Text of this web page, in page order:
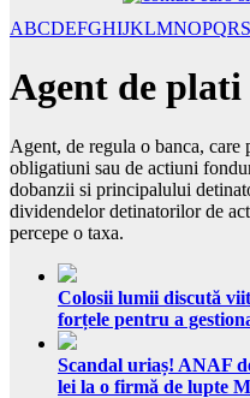
ABCDEFGHIJKLMNOPQRS
Agent de
Agent, de regula o banca, care
obligatiuni sau de actiuni
dobanzii si principalului
dividendelor detinatorilor de
percepe o taxa.
Colosii lumii discută
forțele pentru a
Scandal uriaș! ANAF
lei la o firmă de lupte